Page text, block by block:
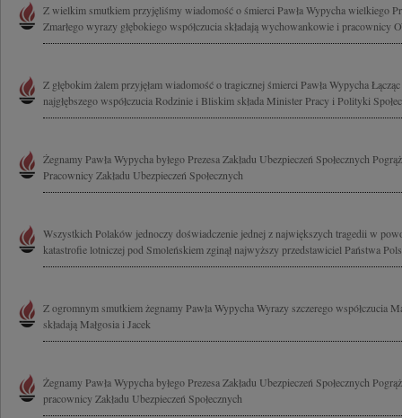
Z wielkim smutkiem przyjęliśmy wiadomość o śmierci Pawła Wypycha wielkiego
Zmarłego wyrazy głębokiego współczucia składają wychowankowie i pracownicy
Z głębokim żalem przyjęłam wiadomość o tragicznej śmierci Pawła Wypycha
najgłębszego współczucia Rodzinie i Bliskim składa Minister Pracy i Polityki
Żegnamy Pawła Wypycha byłego Prezesa Zakładu Ubezpieczeń Społecznych
Pracownicy Zakładu Ubezpieczeń Społecznych
Wszystkich Polaków jednoczy doświadczenie jednej z największych tragedii w
katastrofie lotniczej pod Smoleńskiem zginął najwyższy przedstawiciel Państwa
Z ogromnym smutkiem żegnamy Pawła Wypycha Wyrazy szczerego współczucia
składają Małgosia i Jacek
Żegnamy Pawła Wypycha byłego Prezesa Zakładu Ubezpieczeń Społecznych
pracownicy Zakładu Ubezpieczeń Społecznych